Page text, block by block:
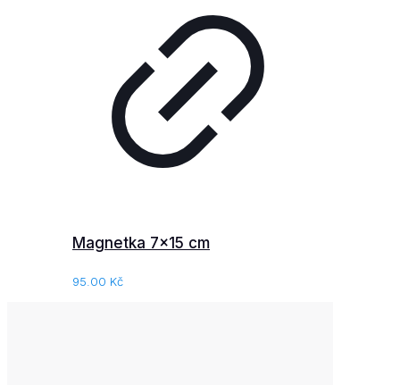
Magnetka 7×15 cm
95.00 Kč